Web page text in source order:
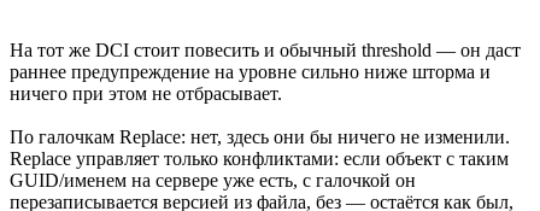
На тот же DCI стоит повесить и обычный threshold — он даст
раннее предупреждение на уровне сильно ниже шторма и
ничего при этом не отбрасывает.
По галочкам Replace: нет, здесь они бы ничего не изменили.
Replace управляет только конфликтами: если объект с таким
GUID/именем на сервере уже есть, с галочкой он
перезаписывается версией из файла, без — остаётся как был,